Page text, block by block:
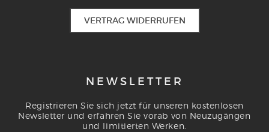
VERTRAG WIDERRUFEN
NEWSLETTER
Registrieren Sie sich jetzt für unseren kostenlosen
Newsletter und erfahren Sie vorab von Neuzugängen
und limitierten Werken.